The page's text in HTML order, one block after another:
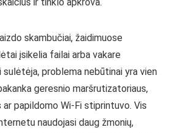
skambučiai, žaidimuose
įsikelia failai arba vakare
problema nebūtinai yra vien
geresnio maršrutizatoriaus,
papildomo Wi-Fi stiprintuvo. Vis
naudojasi daug žmonių,